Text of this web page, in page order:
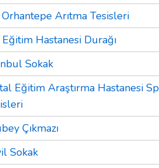
Arıtma Tesisleri
Hastanesi Durağı
Sokak
Eğitim Araştırma Hastanesi
Çıkmazı
Sokak